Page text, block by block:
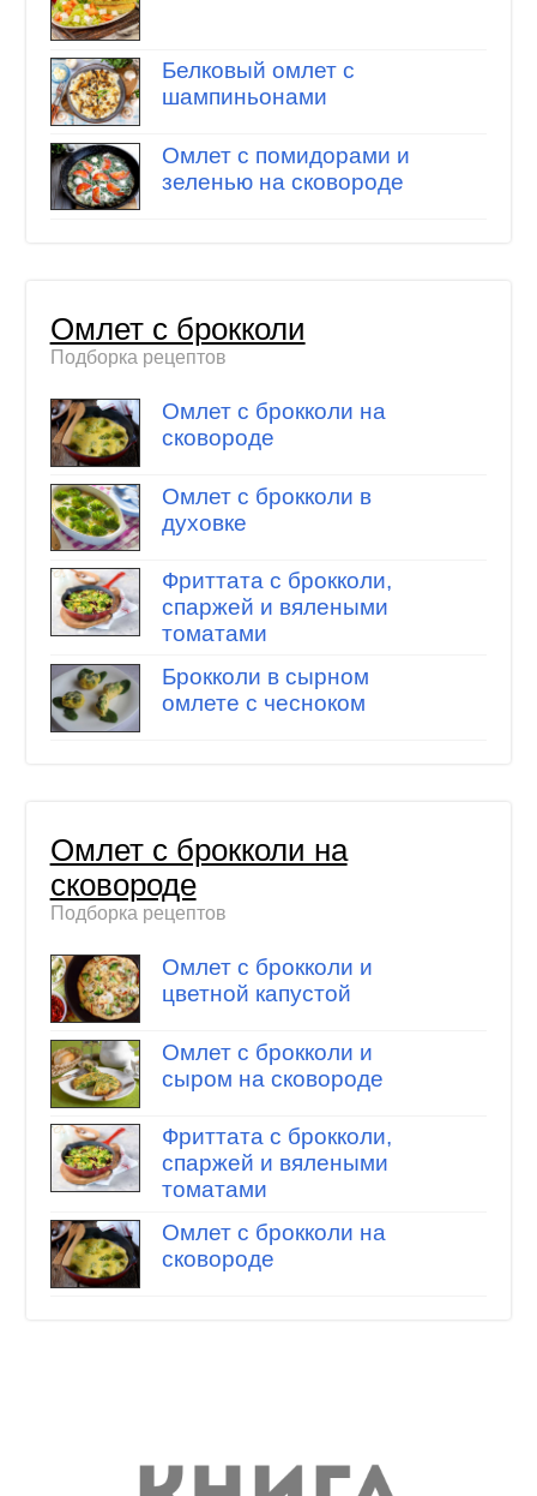
Белковый омлет с
шампиньонами
Омлет с помидорами и
зеленью на сковороде
Омлет с брокколи
Подборка рецептов
Омлет с брокколи на
сковороде
Омлет с брокколи в
духовке
Фриттата с брокколи,
спаржей и вялеными
томатами
Брокколи в сырном
омлете с чесноком
Омлет с брокколи на
сковороде
Подборка рецептов
Омлет с брокколи и
цветной капустой
Омлет с брокколи и
сыром на сковороде
Фриттата с брокколи,
спаржей и вялеными
томатами
Омлет с брокколи на
сковороде